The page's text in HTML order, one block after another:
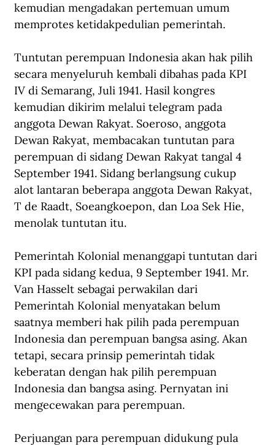
kemudian mengadakan pertemuan umum
memprotes ketidakpedulian pemerintah.
Tuntutan perempuan Indonesia akan hak pilih
secara menyeluruh kembali dibahas pada KPI
IV di Semarang, Juli 1941. Hasil kongres
kemudian dikirim melalui telegram pada
anggota Dewan Rakyat. Soeroso, anggota
Dewan Rakyat, membacakan tuntutan para
perempuan di sidang Dewan Rakyat tangal 4
September 1941. Sidang berlangsung cukup
alot lantaran beberapa anggota Dewan Rakyat,
T de Raadt, Soeangkoepon, dan Loa Sek Hie,
menolak tuntutan itu.
Pemerintah Kolonial menanggapi tuntutan dari
KPI pada sidang kedua, 9 September 1941. Mr.
Van Hasselt sebagai perwakilan dari
Pemerintah Kolonial menyatakan belum
saatnya memberi hak pilih pada perempuan
Indonesia dan perempuan bangsa asing. Akan
tetapi, secara prinsip pemerintah tidak
keberatan dengan hak pilih perempuan
Indonesia dan bangsa asing. Pernyatan ini
mengecewakan para perempuan.
Perjuangan para perempuan didukung pula